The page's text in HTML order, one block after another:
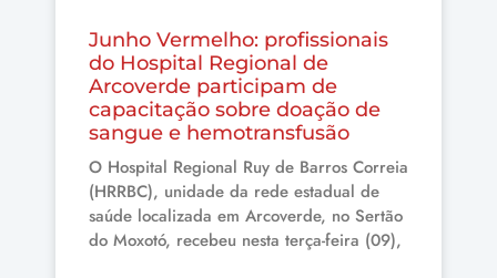
Junho Vermelho: profissionais
do Hospital Regional de
Arcoverde participam de
capacitação sobre doação de
sangue e hemotransfusão
O Hospital Regional Ruy de Barros Correia
(HRRBC), unidade da rede estadual de
saúde localizada em Arcoverde, no Sertão
do Moxotó, recebeu nesta terça-feira (09),